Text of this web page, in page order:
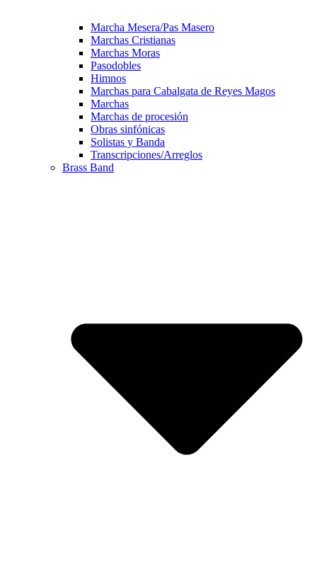
Marcha Mesera/Pas Masero
Marchas Cristianas
Marchas Moras
Pasodobles
Himnos
Marchas para Cabalgata de Reyes Magos
Marchas
Marchas de procesión
Obras sinfónicas
Solistas y Banda
Transcripciones/Arreglos
Brass Band